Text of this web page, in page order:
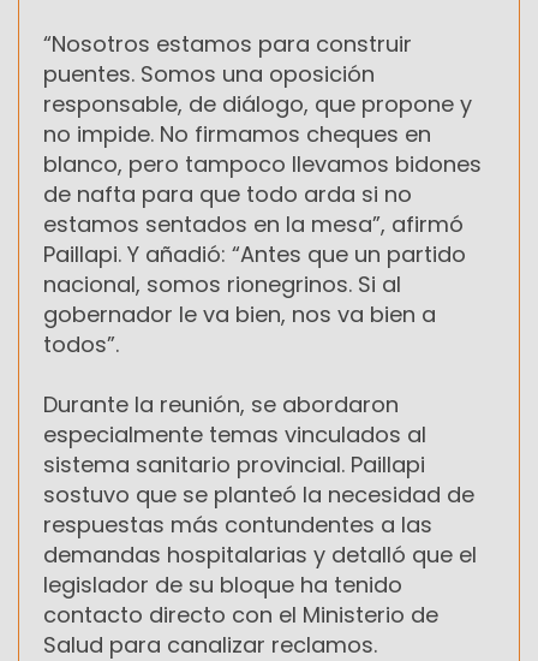
“Nosotros estamos para construir
puentes. Somos una oposición
responsable, de diálogo, que propone y
no impide. No firmamos cheques en
blanco, pero tampoco llevamos bidones
de nafta para que todo arda si no
estamos sentados en la mesa”, afirmó
Paillapi. Y añadió: “Antes que un partido
nacional, somos rionegrinos. Si al
gobernador le va bien, nos va bien a
todos”.
Durante la reunión, se abordaron
especialmente temas vinculados al
sistema sanitario provincial. Paillapi
sostuvo que se planteó la necesidad de
respuestas más contundentes a las
demandas hospitalarias y detalló que el
legislador de su bloque ha tenido
contacto directo con el Ministerio de
Salud para canalizar reclamos.